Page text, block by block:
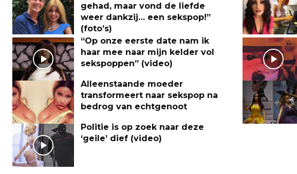
gehad, maar vond de liefde
weer dankzij… een sekspop!”
(foto’s)
“Op onze eerste date nam ik
haar mee naar mijn kelder vol
sekspoppen” (video)
Alleenstaande moeder
transformeert naar sekspop na
bedrog van echtgenoot
Politie is op zoek naar deze
‘geile’ dief (video)